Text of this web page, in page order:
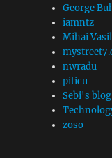
George
iamntz
Mihai
nwradu
piticu
Sebi's blog
zoso